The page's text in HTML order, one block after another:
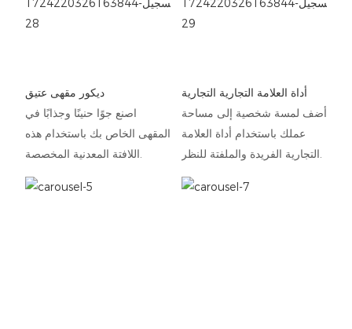
ديكور مقهى عتيق
اصنع جوًا حنينًا وجذابًا في
المقهى الخاص بك باستخدام هذه
اللافتة المعدنية المخصصة.
أداة العلامة التجارية التجارية
أضف لمسة شخصية إلى مساحة
عملك باستخدام أداة العلامة
التجارية الفريدة والملفتة للنظر.